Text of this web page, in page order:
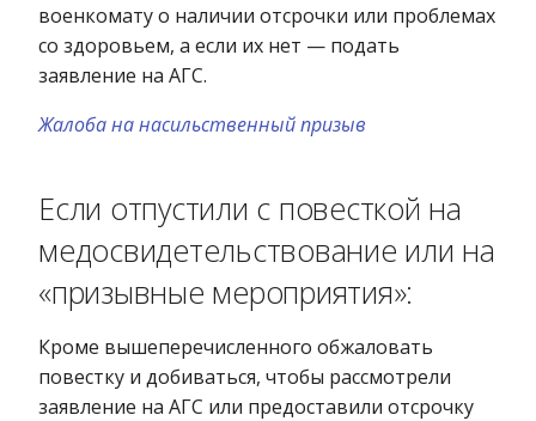
военкомату о наличии отсрочки или проблемах
со здоровьем, а если их нет — подать
заявление на АГС.
Жалоба на насильственный призыв
Если отпустили с повесткой на
медосвидетельствование или на
«призывные мероприятия»:
Кроме вышеперечисленного обжаловать
повестку и добиваться, чтобы рассмотрели
заявление на АГС или предоставили отсрочку